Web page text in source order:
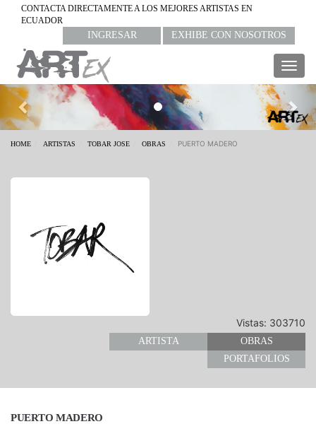
CONTACTA DIRECTAMENTE A LOS MEJORES ARTISTAS EN
ECUADOR
INGRESAR EXHIBE CON NOSOTROS
Previous
HOME ARTISTAS TOBAR JOSE OBRAS PUERTO MADERO
Vistas: 303710
ARTISTA
OBRAS
PORTAFOLIOS
PUERTO MADERO